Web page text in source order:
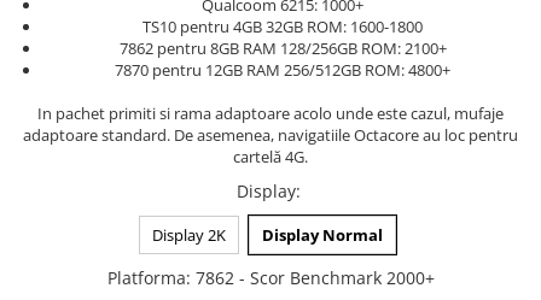
Qualcoom 6215: 1000+
TS10 pentru 4GB 32GB ROM: 1600-1800
7862 pentru 8GB RAM 128/256GB ROM: 2100+
7870 pentru 12GB RAM 256/512GB ROM: 4800+
In pachet primiti si rama adaptoare acolo unde este cazul, mufaje
adaptoare standard. De asemenea, navigatiile Octacore au loc pentru
cartelă 4G.
Display:
Display 2K Display Normal
Platforma: 7862 - Scor Benchmark 2000+